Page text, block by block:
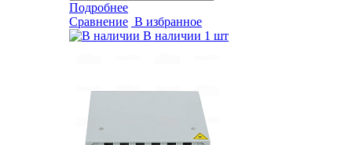
Подробнее
Сравнение В избранное
В наличии 1 шт